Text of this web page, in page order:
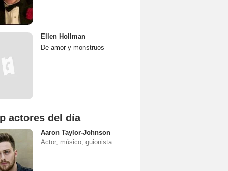
Ellen Hollman
De amor y monstruos
actores del día
Aaron Taylor-Johnson
Actor, músico, guionista